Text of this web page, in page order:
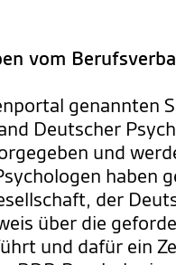
vom
genannten
Deutscher
und
haben
der
über die
und dafür ein